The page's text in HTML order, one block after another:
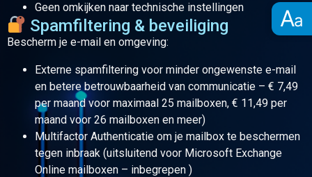
Geen omkijken naar technische instellingen
Spamfiltering & beveiliging
Bescherm je e-mail en omgeving:
Externe spamfiltering voor minder ongewenste e-mail
en betere betrouwbaarheid van communicatie – € 7,49
per maand voor maximaal 25 mailboxen, € 11,49 per
maand voor 26 mailboxen en meer)
Multifactor Authenticatie om je mailbox te beschermen
tegen inbraak (uitsluitend voor Microsoft Exchange
Online mailboxen – inbegrepen )
Aa